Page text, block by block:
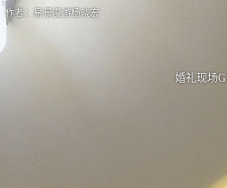
婚礼现场G
作者：易景漫游杨晓宏